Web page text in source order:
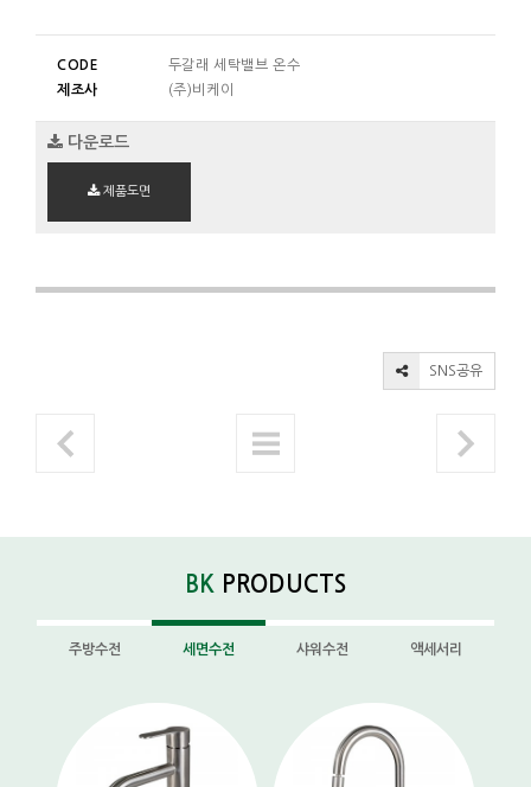
CODE
두갈래 세탁밸브 온수
제조사
(주)비케이
다운로드
제품도면
SNS공유
BK PRODUCTS
주방수전 세면수전 샤워수전 액세서리